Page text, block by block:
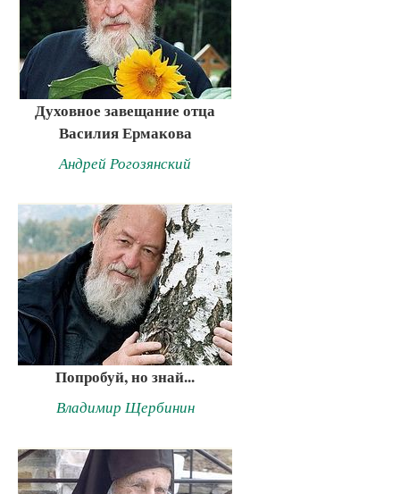
Духовное завещание отца
Василия Ермакова
Андрей Рогозянский
Попробуй, но знай...
Владимир Щербинин